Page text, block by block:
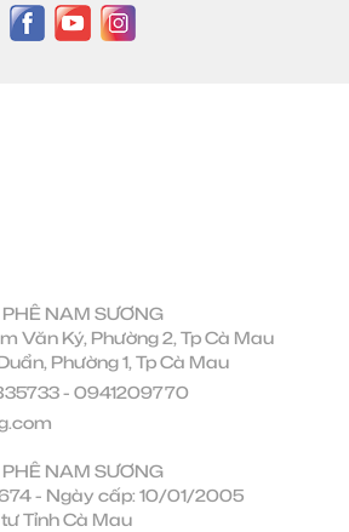
NAM SƯƠNG
Văn Ký, Phường 2, Tp Cà Mau
Phường 1, Tp Cà Mau
- 0941209770
NAM SƯƠNG
- Ngày cấp: 10/01/2005
Tỉnh Cà Mau